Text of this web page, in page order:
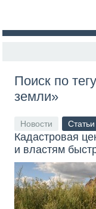
Поиск по
земли»
Новости Статьи
Кадастровая
и властям